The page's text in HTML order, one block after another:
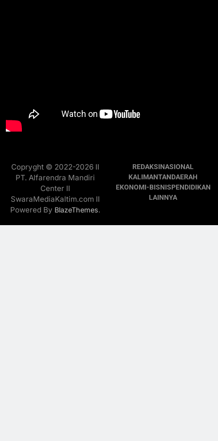
Copryght © 2022-2026 II
PT. Alfarendra Mandiri
Center II
SwaraMediaKaltim.com II
Powered By BlazeThemes.
REDAKSINASIONAL
KALIMANTANDAERAH
EKONOMI-BISNISPENDIDIKAN
LAINNYA